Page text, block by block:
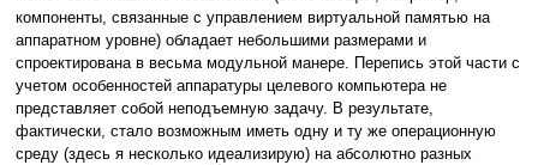
компоненты, связанные с управлением виртуальной памятью на
аппаратном уровне) обладает небольшими размерами и
спроектирована в весьма модульной манере. Перепись этой части с
учетом особенностей аппаратуры целевого компьютера не
представляет собой неподъемную задачу. В результате,
фактически, стало возможным иметь одну и ту же операционную
среду (здесь я несколько идеализирую) на абсолютно разных